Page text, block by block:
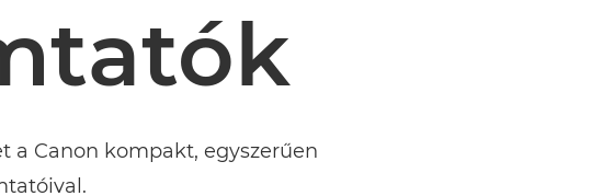
a Canon kompakt, egyszerűen